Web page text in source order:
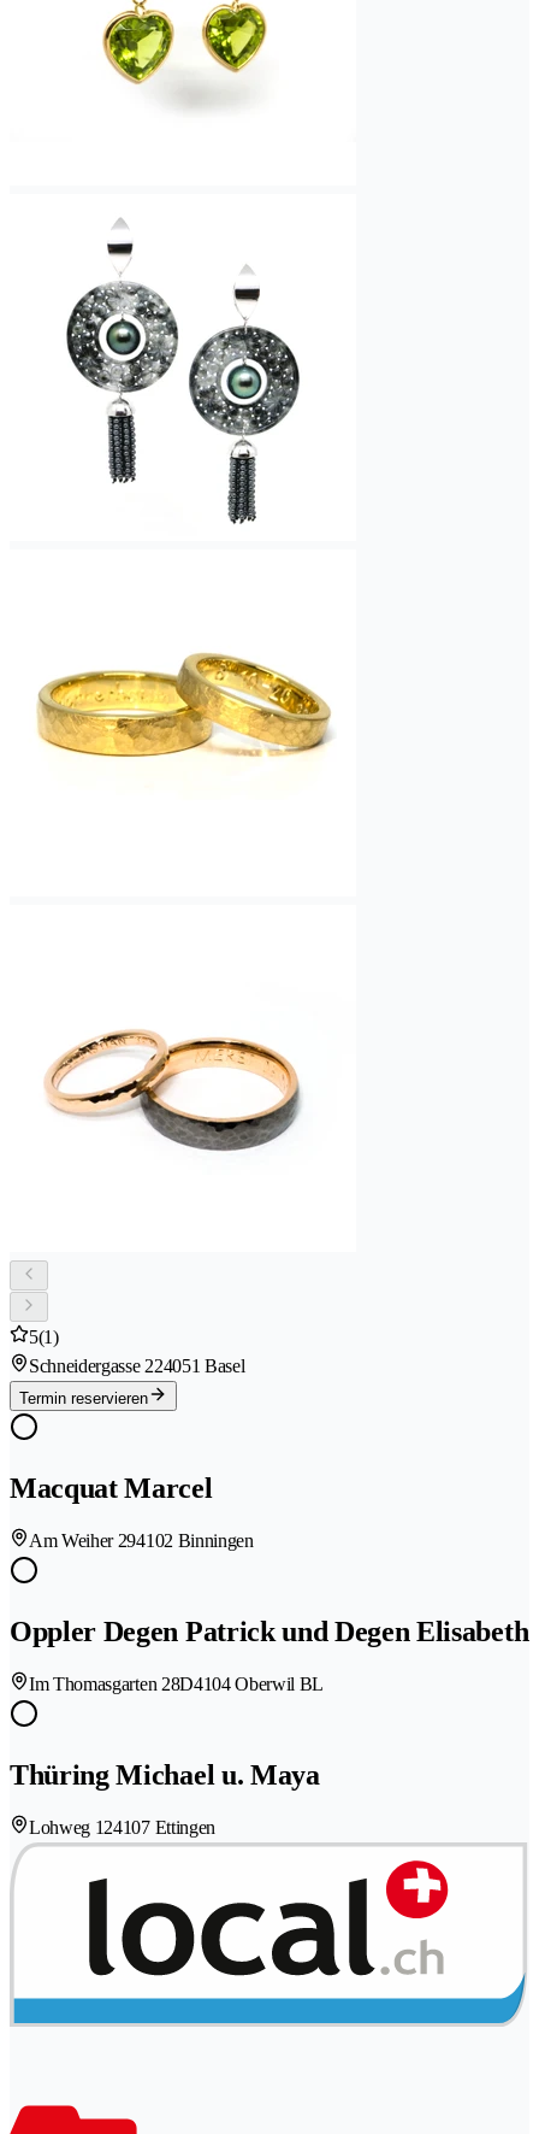
5(1)
Schneidergasse 224051 Basel
Termin reservieren
Macquat Marcel
Am Weiher 294102 Binningen
Oppler Degen Patrick und Degen Elisabeth
Im Thomasgarten 28D4104 Oberwil BL
Thüring Michael u. Maya
Lohweg 124107 Ettingen